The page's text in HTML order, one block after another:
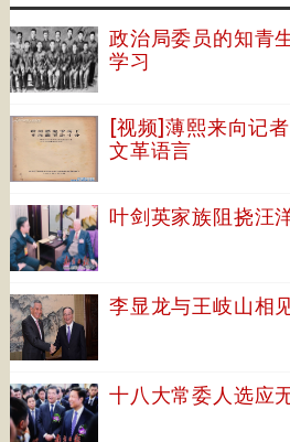
政治局委员的知青
学习
[视频]薄熙来向记
文革语言
叶剑英家族阻挠汪
李显龙与王岐山相
十八大常委人选应